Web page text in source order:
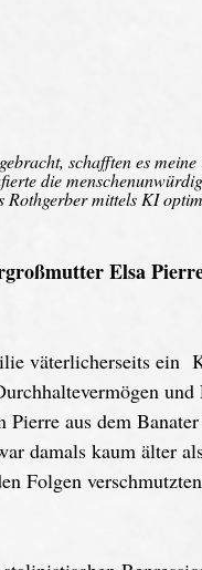
schafften es
die
Rothgerber mittels KI
Elsa
väterlicherseits ein
Pierre aus dem
damals kaum älter
Folgen